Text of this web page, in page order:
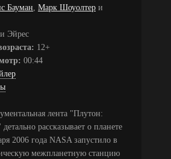
Бауман, Марк Шоуолтер и
Эйрес
12+
00:44
лента "Плутон:
рассказывает о планете
2006 года NASA запустило в
межпланетную станцию